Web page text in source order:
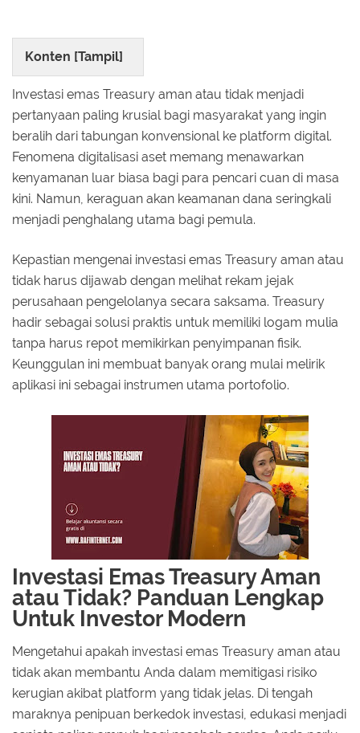
Konten [Tampil]
Investasi emas Treasury aman atau tidak menjadi
pertanyaan paling krusial bagi masyarakat yang ingin
beralih dari tabungan konvensional ke platform digital.
Fenomena digitalisasi aset memang menawarkan
kenyamanan luar biasa bagi para pencari cuan di masa
kini. Namun, keraguan akan keamanan dana seringkali
menjadi penghalang utama bagi pemula.
Kepastian mengenai investasi emas Treasury aman atau
tidak harus dijawab dengan melihat rekam jejak
perusahaan pengelolanya secara saksama. Treasury
hadir sebagai solusi praktis untuk memiliki logam mulia
tanpa harus repot memikirkan penyimpanan fisik.
Keunggulan ini membuat banyak orang mulai melirik
aplikasi ini sebagai instrumen utama portofolio.
Investasi Emas Treasury Aman
atau Tidak? Panduan Lengkap
Untuk Investor Modern
Mengetahui apakah investasi emas Treasury aman atau
tidak akan membantu Anda dalam memitigasi risiko
kerugian akibat platform yang tidak jelas. Di tengah
maraknya penipuan berkedok investasi, edukasi menjadi